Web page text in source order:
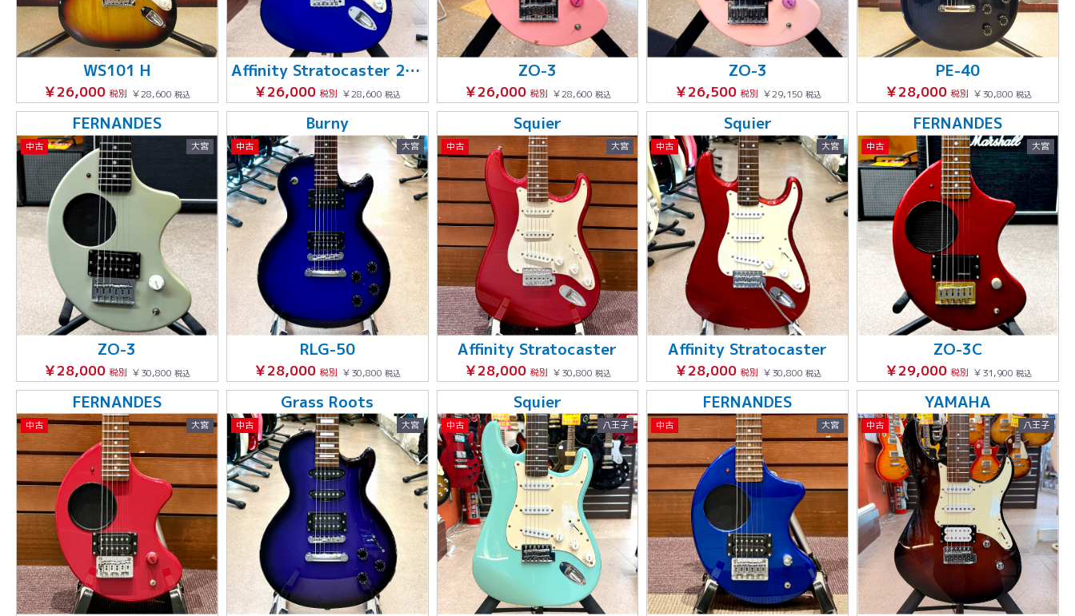
WS101 H
￥26,000税別 ￥28,600税込
Affinity Stratocaster 2009年製
￥26,000税別 ￥28,600税込
ZO-3
￥26,000 税別 ￥28,600 税込
ZO-3
￥26,500 税別 ￥29,150 税込
PE-40
￥28,000 税別 ￥30,800 税込
FERNANDES
中古 大宮
ZO-3
￥28,000税別 ￥30,800税込
Burny
中古 大宮
RLG-50
￥28,000税別 ￥30,800税込
Squier
中古 大宮
Affinity Stratocaster
￥28,000 税別 ￥30,800 税込
Squier
中古 大宮
Affinity Stratocaster
￥28,000 税別 ￥30,800 税込
FERNANDES
中古 大宮
ZO-3C
￥29,000 税別 ￥31,900 税込
FERNANDES
中古 大宮
Grass Roots
中古 大宮
Squier
中古 八王子
FERNANDES
中古 大宮
YAMAHA
中古 八王子